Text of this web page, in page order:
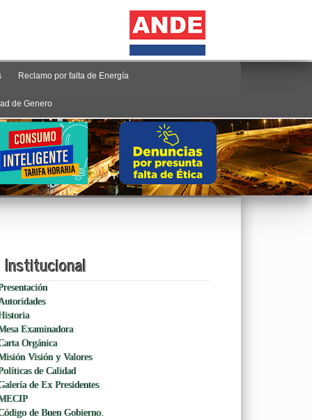
Reclamo por falta de Energía
de Genero
Institucional
Examinadora
Orgánica
Visión y Valores
de Calidad
de Ex Presidentes
de Buen Gobierno.